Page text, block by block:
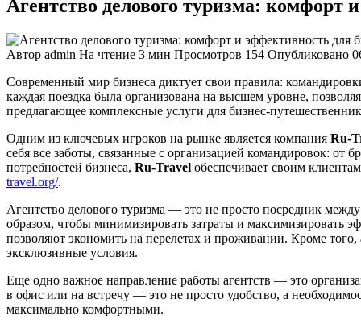
Агентство делового туризма: комфорт
Автор admin На чтение 3 мин Просмотров 154 Опубликовано
Современный мир бизнеса диктует свои правила:
каждая поездка была организована на высшем уровне,
предлагающее комплексные услуги для бизнес-
Одним из ключевых игроков на рынке является компания Ru-
себя все заботы, связанные с организацией командировок:
потребностей бизнеса, Ru-Travel обеспечивает своим
travel.org/.
Агентство делового туризма — это не просто посредник
образом, чтобы минимизировать затраты и максимизировать
позволяют экономить на перелетах и проживании. Кроме
эксклюзивные условия.
Еще одно важное направление работы агентств — это
в офис или на встречу — это не просто удобство, а
максимально комфортными.